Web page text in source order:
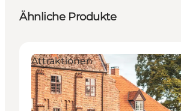
Ähnliche Produkte
Attraktionen